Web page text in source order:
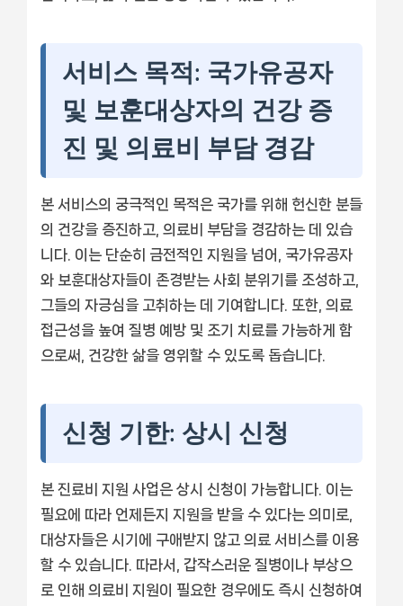
서비스 목적: 국가유공자
및 보훈대상자의 건강 증
진 및 의료비 부담 경감
본 서비스의 궁극적인 목적은 국가를 위해 헌신한 분들
의 건강을 증진하고, 의료비 부담을 경감하는 데 있습
니다. 이는 단순히 금전적인 지원을 넘어, 국가유공자
와 보훈대상자들이 존경받는 사회 분위기를 조성하고,
그들의 자긍심을 고취하는 데 기여합니다. 또한, 의료
접근성을 높여 질병 예방 및 조기 치료를 가능하게 함
으로써, 건강한 삶을 영위할 수 있도록 돕습니다.
신청 기한: 상시 신청
본 진료비 지원 사업은 상시 신청이 가능합니다. 이는
필요에 따라 언제든지 지원을 받을 수 있다는 의미로,
대상자들은 시기에 구애받지 않고 의료 서비스를 이용
할 수 있습니다. 따라서, 갑작스러운 질병이나 부상으
로 인해 의료비 지원이 필요한 경우에도 즉시 신청하여